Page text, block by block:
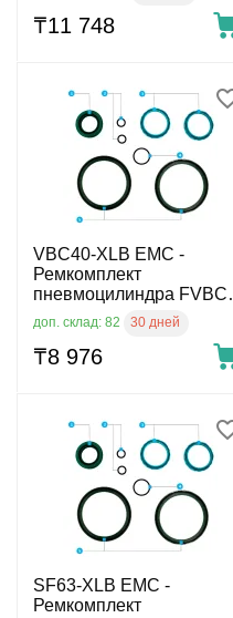
₸11 748
VBC40-XLB EMC -
Ремкомплект
пневмоцилиндра FVBC,
диам. 40 мм
доп. склад: 82 30 дней
₸8 976
SF63-XLB EMC -
Ремкомплект